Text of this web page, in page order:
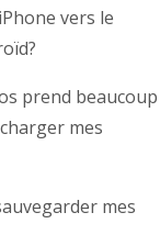
vers le
prend beaucoup
mes
mes